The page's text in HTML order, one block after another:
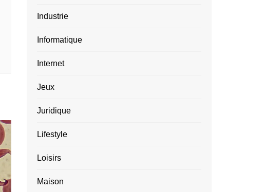
Industrie
Informatique
Internet
Jeux
Juridique
Lifestyle
Loisirs
Maison